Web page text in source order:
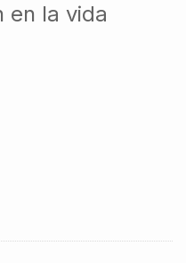
en la vida